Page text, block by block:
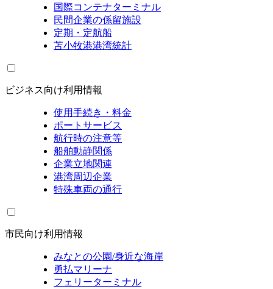
国際コンテナターミナル
民間企業の係留施設
定期・定航船
苫小牧港港湾統計
ビジネス向け利用情報
使用手続き・料金
ポートサービス
航行時の注意等
船舶動静関係
企業立地関連
港湾周辺企業
特殊車両の通行
市民向け利用情報
みなとの公園/身近な海岸
勇払マリーナ
フェリーターミナル